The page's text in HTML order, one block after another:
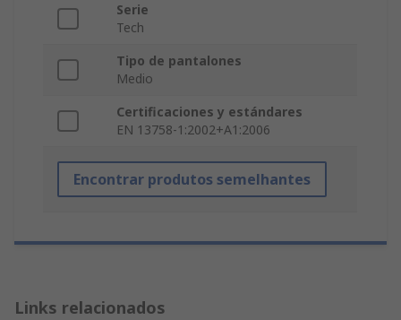
Serie
Tech
Tipo de pantalones
Medio
Certificaciones y estándares
EN 13758-1:2002+A1:2006
Encontrar produtos semelhantes
Links relacionados